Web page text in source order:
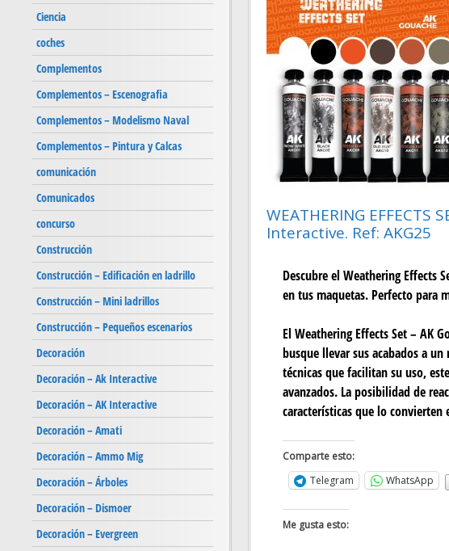
WEATHERING EFFECTS
Interactive. Ref: AKG25
Descubre el Weathering Effects
en tus maquetas. Perfecto para
El Weathering Effects Set – AK
busque llevar sus acabados a
técnicas que facilitan su uso,
avanzados. La posibilidad de
características que lo
Comparte esto:
Telegram
WhatsApp
Me gusta esto:
Ciencia
coches
Complementos
Complementos – Escenografia
Complementos – Modelismo Naval
Complementos – Pintura y Calcas
comunicación
Comunicados
concurso
Construcción
Construcción – Edificación en ladrillo
Construcción – Mini ladrillos
Construcción – Pequeños escenarios
Decoración
Decoración – Ak Interactive
Decoración – AK Interactive
Decoración – Amati
Decoración – Ammo Mig
Decoración – Árboles
Decoración – Dismoer
Decoración – Evergreen